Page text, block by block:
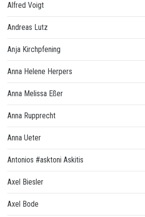
Alfred Voigt
Andreas Lutz
Anja Kirchpfening
Anna Helene Herpers
Anna Melissa Eßer
Anna Rupprecht
Anna Ueter
Antonios #asktoni Askitis
Axel Biesler
Axel Bode